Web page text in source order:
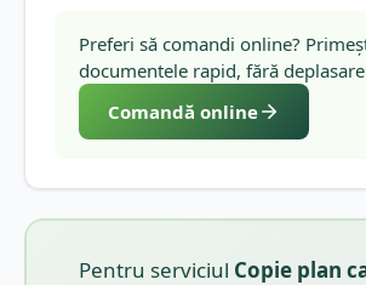
Preferi să comandi online?
documentele rapid, fără
Comandă online
Pentru serviciul Copie plan